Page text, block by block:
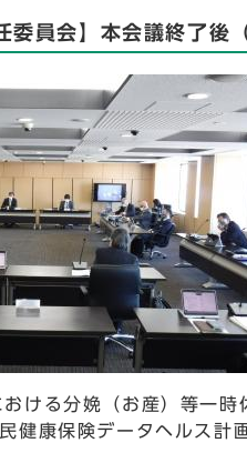
委員会】本会議終了後
ける分娩（お産）等一時
健康保険データヘルス計